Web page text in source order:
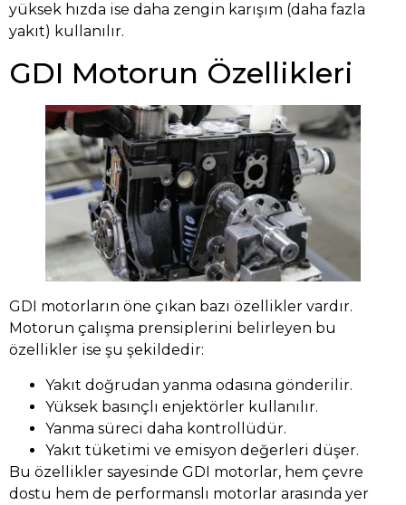
yüksek hızda ise daha zengin karışım (daha fazla
yakıt) kullanılır.
GDI Motorun Özellikleri
GDI motorların öne çıkan bazı özellikler vardır.
Motorun çalışma prensiplerini belirleyen bu
özellikler ise şu şekildedir:
Yakıt doğrudan yanma odasına gönderilir.
Yüksek basınçlı enjektörler kullanılır.
Yanma süreci daha kontrollüdür.
Yakıt tüketimi ve emisyon değerleri düşer.
Bu özellikler sayesinde GDI motorlar, hem çevre
dostu hem de performanslı motorlar arasında yer